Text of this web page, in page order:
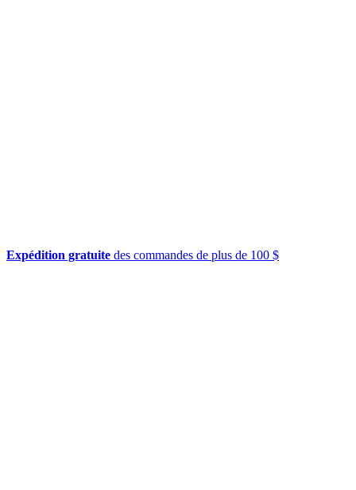
Expédition gratuite des commandes de plus de 100 $